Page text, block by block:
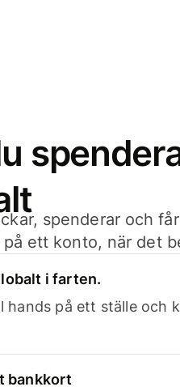
spenderar och
ett konto, när det
i farten.
hands på ett ställe och
bankkort